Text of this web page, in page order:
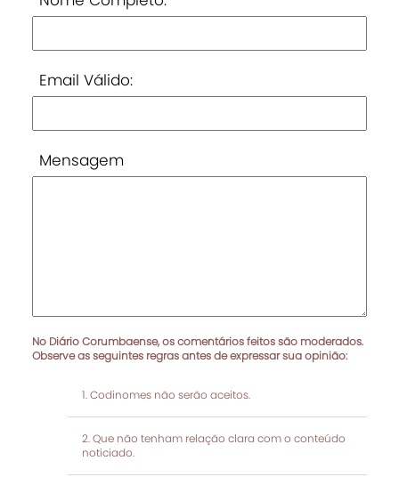
Email Válido:
Mensagem
No Diário Corumbaense, os comentários feitos são moderados.
Observe as seguintes regras antes de expressar sua opinião:
Codinomes não serão aceitos.
Que não tenham relação clara com o conteúdo
noticiado.